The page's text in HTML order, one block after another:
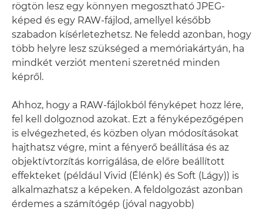
rögtön lesz egy könnyen megosztható JPEG-
képed és egy RAW-fájlod, amellyel később
szabadon kísérletezhetsz. Ne feledd azonban, hogy
több helyre lesz szükséged a memóriakártyán, ha
mindkét verziót menteni szeretnéd minden
képről.
Ahhoz, hogy a RAW-fájlokból fényképet hozz lére,
fel kell dolgoznod azokat. Ezt a fényképezőgépen
is elvégezheted, és közben olyan módosításokat
hajthatsz végre, mint a fényerő beállítása és az
objektívtorzítás korrigálása, de előre beállított
effekteket (például Vivid (Élénk) és Soft (Lágy)) is
alkalmazhatsz a képeken. A feldolgozást azonban
érdemes a számítógép (jóval nagyobb)